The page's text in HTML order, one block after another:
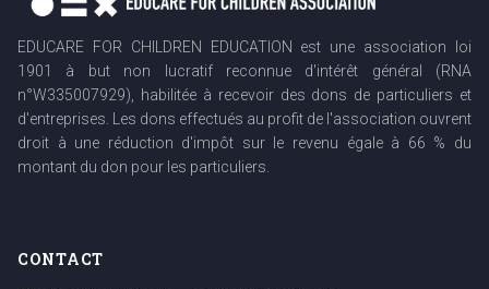
EDUCARE FOR CHILDREN EDUCATION est une association loi
1901 à but non lucratif reconnue d'intérêt général (RNA
n°W335007929), habilitée à recevoir des dons de particuliers et
d'entreprises. Les dons effectués au profit de l'association ouvrent
droit à une réduction d'impôt sur le revenu égale à 66 % du
montant du don pour les particuliers.
CONTACT